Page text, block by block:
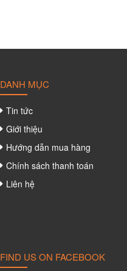
DANH MỤC
Tin tức
Giới thiệu
Hướng dẫn mua hàng
Chính sách thanh toán
Liên hệ
FIND US ON FACEBOOK